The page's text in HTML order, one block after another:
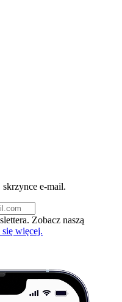
e-mail.
Zobacz naszą
więcej.